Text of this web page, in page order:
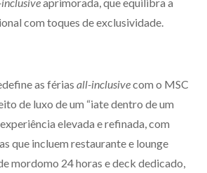
com toques de exclusividade.
as férias all-inclusivecom o MSC
de luxo de um “iate dentro de um
elevada e refinada, com
que incluem restaurante e lounge
mordomo 24 horas e deck dedicado,